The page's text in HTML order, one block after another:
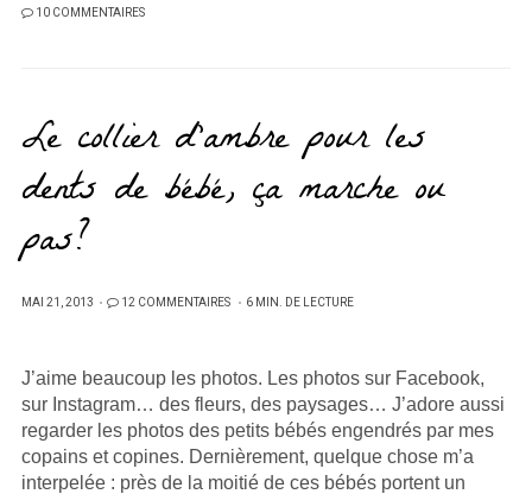
10 COMMENTAIRES
Le collier d’ambre pour les
dents de bébé, ça marche ou
pas?
PUBLIÉ
MAI 21, 2013 12 COMMENTAIRES 6 MIN. DE LECTURE
J’aime beaucoup les photos. Les photos sur Facebook,
sur Instagram… des fleurs, des paysages… J’adore aussi
regarder les photos des petits bébés engendrés par mes
copains et copines. Dernièrement, quelque chose m’a
interpelée : près de la moitié de ces bébés portent un